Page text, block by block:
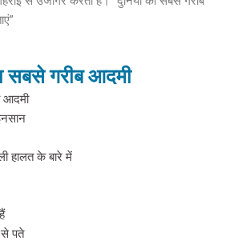
सबसे गरीब आदमी
आदमी
हालत के बारे में
से पते